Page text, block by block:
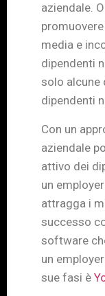
aziendale.
media e
dipendenti
solo alcune
dipendenti
Con un
aziendale
attivo dei
un
attragga i
successo
software
un
sue fasi è